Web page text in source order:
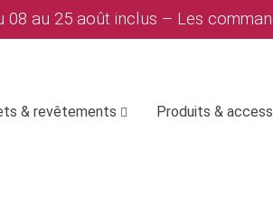
08 au 25 août inclus – Les
& revêtements Produits &